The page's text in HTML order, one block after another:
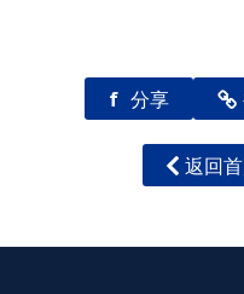
f 分享
返回